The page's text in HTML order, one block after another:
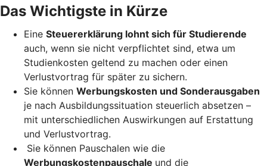
Das Wichtigste in Kürze
Eine Steuererklärung lohnt sich für Studierende
auch, wenn sie nicht verpflichtet sind, etwa um
Studienkosten geltend zu machen oder einen
Verlustvortrag für später zu sichern.
Sie können Werbungskosten und Sonderausgaben
je nach Ausbildungssituation steuerlich absetzen –
mit unterschiedlichen Auswirkungen auf Erstattung
und Verlustvortrag.
Sie können Pauschalen wie die
Werbungskostenpauschale und die